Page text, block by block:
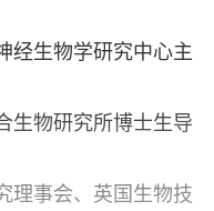
经生物学研究中心主
生物研究所博士生导
理事会、英国生物技